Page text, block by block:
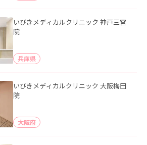
いびきメディカルクリニック 神戸三宮
院
兵庫県
いびきメディカルクリニック 大阪梅田
院
大阪府